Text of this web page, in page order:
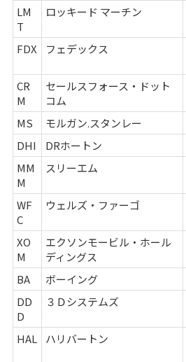
LM
T
ロッキード マーチン
FDX フェデックス
CR
M
セールスフォース・ドット
コム
MS
モルガン.スタンレー
DHI
DRホートン
MM
M
スリーエム
WF
C
ウェルズ・ファーゴ
XO
M
エクソンモービル・ホール
ディングス
BA ボーイング
DD
D
３Ｄシステムズ
HAL
ハリバートン